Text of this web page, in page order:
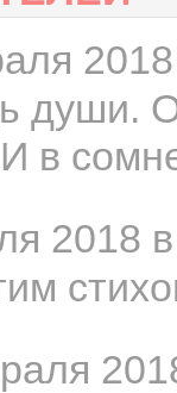
души.
в
2018